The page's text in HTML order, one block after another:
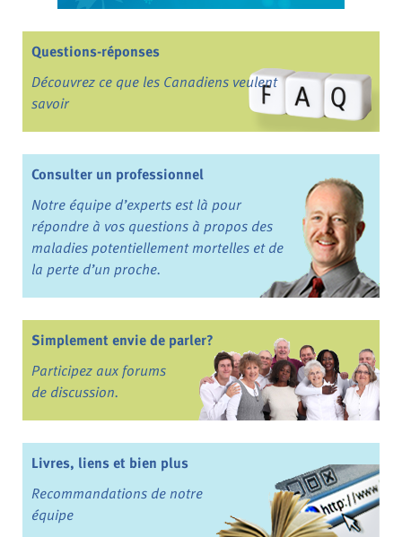
Questions-réponses
Découvrez ce que les Canadiens veulent
savoir
Consulter un professionnel
Notre équipe d’experts est là pour
répondre à vos questions à propos des
maladies potentiellement mortelles et de
la perte d’un proche.
Simplement envie de parler?
Participez aux forums
de discussion.
Livres, liens et bien plus
Recommandations de notre
équipe